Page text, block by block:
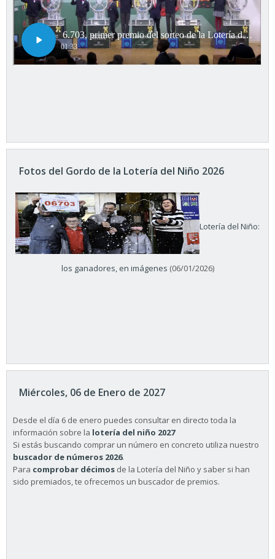
Fotos del Gordo de la Lotería del Niño 2026
Lotería del Niño:
los ganadores, en imágenes (06/01/2026)
Miércoles, 06 de Enero de 2027
Desde el día 6 de enero puedes consultar en directo toda la
información sobre la lotería del niño 2027
Si estás buscando comprar un número en concreto utiliza nuestro
buscador de números 2026.
Para comprobar décimos de la Lotería del Niño y saber si han
sido premiados, te ofrecemos un buscador de premios.